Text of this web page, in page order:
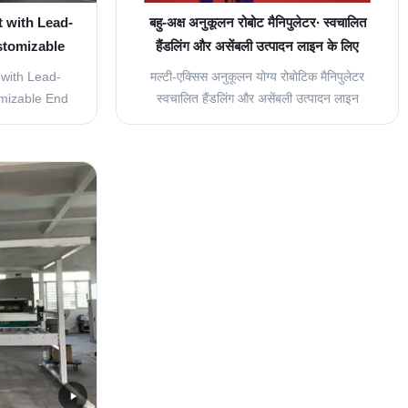
with Lead-
Powder
Lead-
End
painting
robots
the
...
बहु-अक्ष अनुकूलन रोबोट मैनिपुलेटर∙ स्वचालित
हैंडलिंग और असेंबली उत्पादन लाइन के लिए
विस्तृत तकनीकी पैरामीटर
मल्टी-एक्सिस अनुकूलन योग्य रोबोटिक मैनिपुलेटर
स्वचालित हैंडलिंग और असेंबली उत्पादन लाइन